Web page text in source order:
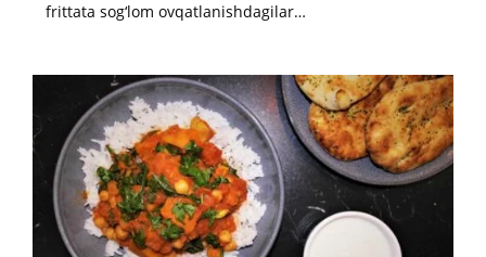
frittata sog‘lom ovqatlanishdagilar…